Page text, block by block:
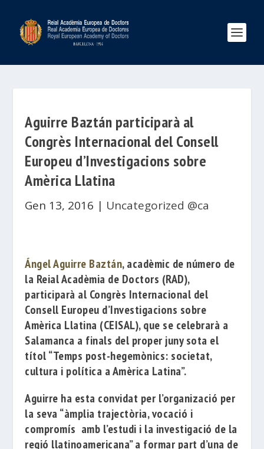
Aguirre Baztán participarà al
Congrès Internacional del Consell
Europeu d’Investigacions sobre
Amèrica Llatina
Gen 13, 2016 | Uncategorized @ca
Ángel Aguirre Baztán, acadèmic de número de
la Reial Acadèmia de Doctors (RAD),
participarà al Congrès Internacional del
Consell Europeu d’Investigacions sobre
Amèrica Llatina (CEISAL), que se celebrarà a
Salamanca a finals del proper juny sota el
títol“Temps post-hegemònics: societat,
cultura i política a Amèrica Latina”.
Aguirre ha esta convidat per l’organizació per
la seva “àmplia trajectòria, vocació i
compromís amb l’estudi i la investigació de la
regió llatinoamericana” a formar part d’una de